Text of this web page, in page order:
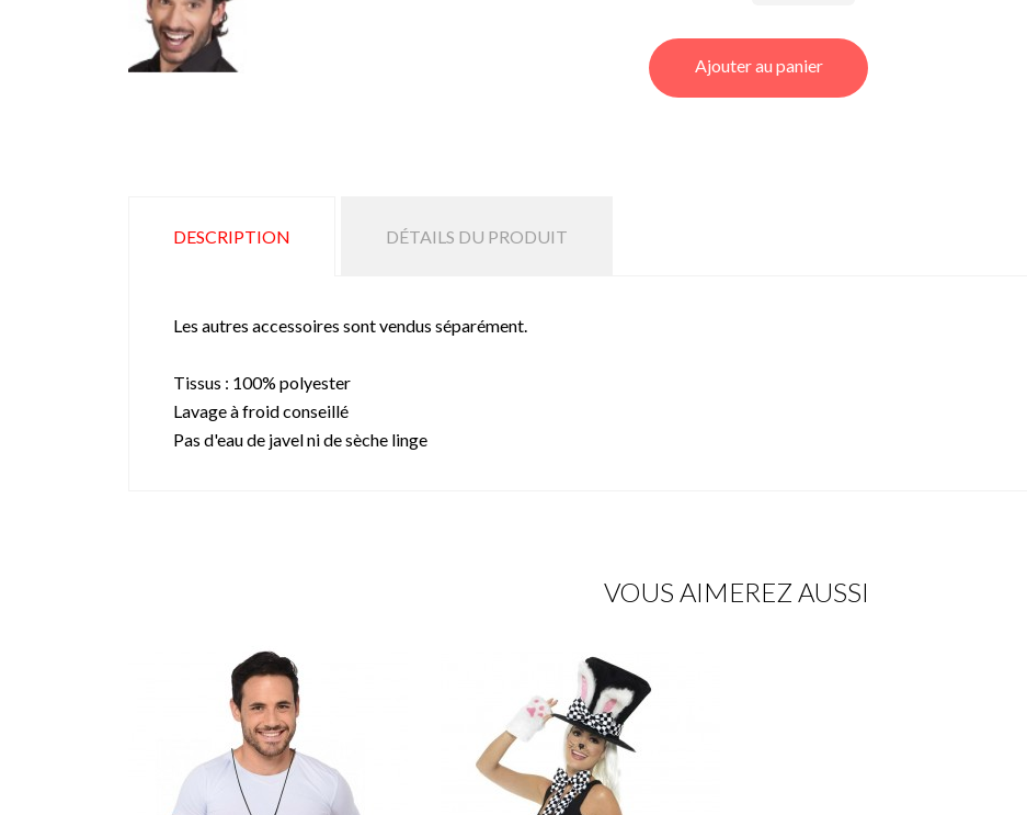
Ajouter au panier
DESCRIPTION DÉTAILS DU PRODUIT
Les autres accessoires sont vendus séparément.
Tissus : 100% polyester
Lavage à froid conseillé
Pas d'eau de javel ni de sèche linge
VOUS AIMEREZ AUSSI